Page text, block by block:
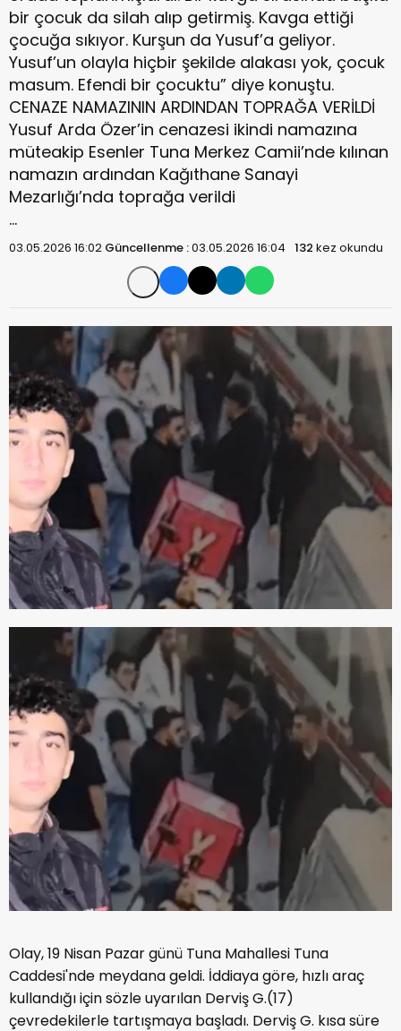
bir çocuk da silah alıp getirmiş. Kavga ettiği
çocuğa sıkıyor. Kurşun da Yusuf’a geliyor.
Yusuf’un olayla hiçbir şekilde alakası yok, çocuk
masum. Efendi bir çocuktu” diye konuştu.
CENAZE NAMAZININ ARDINDAN TOPRAĞA VERİLDİ
Yusuf Arda Özer’in cenazesi ikindi namazına
müteakip Esenler Tuna Merkez Camii’nde kılınan
namazın ardından Kağıthane Sanayi
Mezarlığı’nda toprağa verildi
…
03.05.2026 16:02 Güncellenme :03.05.2026 16:04 132 kez okundu
Olay, 19 Nisan Pazar günü Tuna Mahallesi Tuna
Caddesi'nde meydana geldi. İddiaya göre, hızlı araç
kullandığı için sözle uyarılan Derviş G.(17)
çevredekilerle tartışmaya başladı. Derviş G. kısa süre